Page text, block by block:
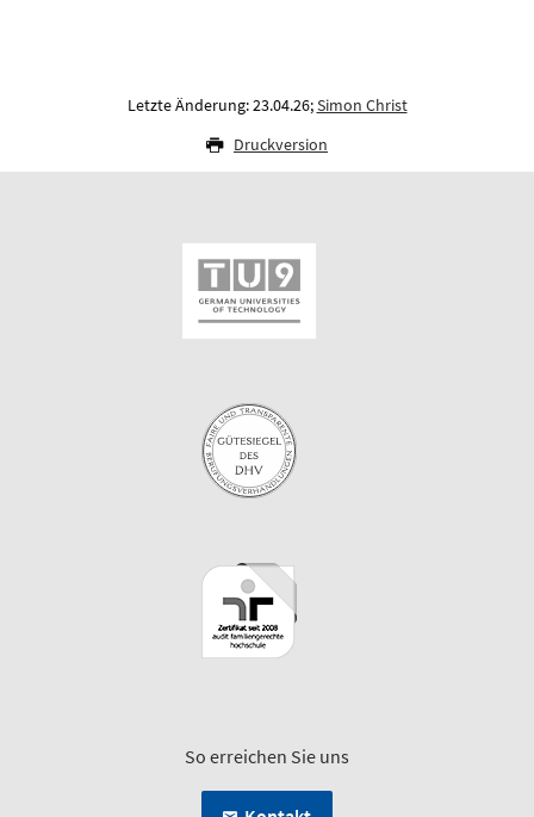
Letzte Änderung: 23.04.26;Simon Christ
Druckversion
So erreichen Sie uns